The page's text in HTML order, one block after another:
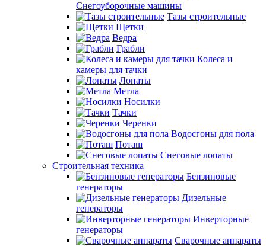
Снегоуборочные машины
Тазы строительные
Щетки
Ведра
Грабли
Колеса и
камеры для тачки
Лопаты
Метла
Носилки
Тачки
Черенки
Водосгоны для пола
Поташ
Снеговые лопаты
Строительная техника
Бензиновые
генераторы
Дизельные
генераторы
Инверторные
генераторы
Сварочные аппараты